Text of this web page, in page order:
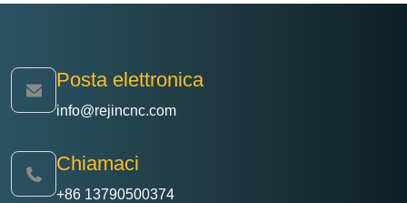
Posta elettronica
info@rejincnc.com
Chiamaci
+86 13790500374